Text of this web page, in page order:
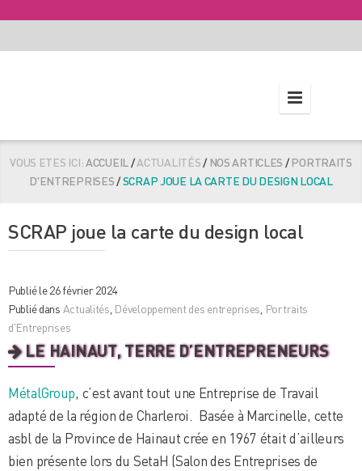
VOUS ETES ICI:ACCUEIL/ACTUALITÉS/NOS ARTICLES /PORTRAITS
D'ENTREPRISES/SCRAP JOUE LA CARTE DU DESIGN LOCAL
SCRAP joue la carte du design local
Publié le 26 février 2024
Publié dans Actualités Développement des entreprises Portraits
d'Entreprises
LE HAINAUT, TERRE D’ENTREPRENEURS
MétalGroup, c’est avant tout une Entreprise de Travail
adapté de la région de Charleroi. Basée à Marcinelle, cette
asbl de la Province de Hainaut crée en 1967 était d’ailleurs
bien présente lors du SetaH (Salon des Entreprises de